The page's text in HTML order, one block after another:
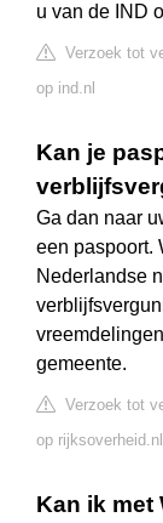
u van de IND
Verzoek tot
op ind.nl
Kan je
Ga dan naar
een paspoort.
Nederlandse
gemeente.
Verzoek tot
op rijksoverheid.nl
Kan ik met